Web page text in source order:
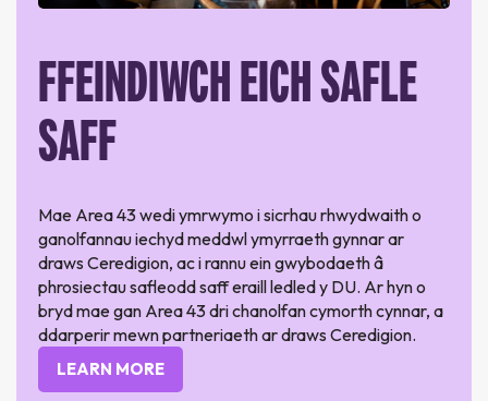
FFEINDIWCH EICH SAFLE
SAFF
Mae Area 43 wedi ymrwymo i sicrhau rhwydwaith o
ganolfannau iechyd meddwl ymyrraeth gynnar ar
draws Ceredigion, ac i rannu ein gwybodaeth â
phrosiectau safleodd saff eraill ledled y DU. Ar hyn o
bryd mae gan Area 43 dri chanolfan cymorth cynnar, a
ddarperir mewn partneriaeth ar draws Ceredigion.
LEARN MORE